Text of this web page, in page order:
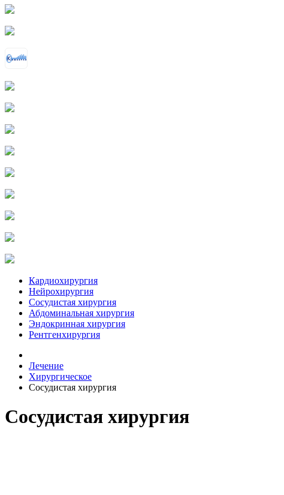
Кардиохирургия
Нейрохирургия
Сосудистая хирургия
Абдоминальная хирургия
Эндокринная хирургия
Рентгенхирургия
Лечение
Хирургическое
Сосудистая хирургия
Сосудистая хирургия